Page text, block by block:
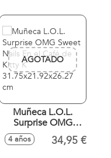
mas de 7 sorpresas.
AGOTADO
Muñeca L.O.L.
Surprise OMG
Sweet Nails En el
Café de Kitty K
4 años 34,95 €